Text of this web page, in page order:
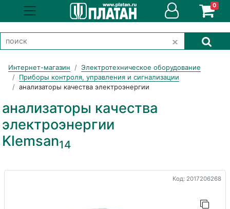
0
Интернет-магазин
Электротехническое оборудование
Приборы контроля, управления и сигнализации
анализаторы качества электроэнергии
анализаторы качества
электроэнергии
Klemsan14
Код: 2017206268